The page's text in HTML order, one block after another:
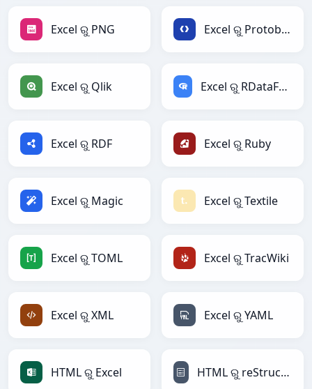
Excel ରୁ PNG Excel ରୁ Protobuf
Excel ରୁ Qlik Excel ରୁ RDataFrame
Excel ରୁ RDF Excel ରୁ Ruby
Excel ରୁ Magic Excel ରୁ Textile
Excel ରୁ TOML Excel ରୁ TracWiki
Excel ରୁ XML Excel ରୁ YAML
HTML ରୁ Excel HTML ରୁ reStructuredText